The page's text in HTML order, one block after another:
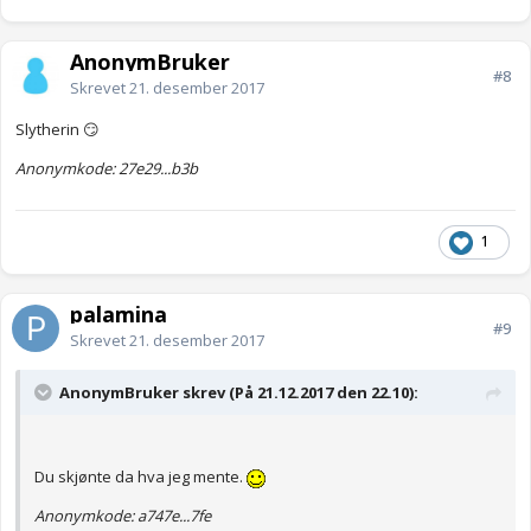
AnonymBruker
Skrevet21. desember 2017
#8
Slytherin 😏
Anonymkode: 27e29...b3b
1
palamina
Skrevet21. desember 2017
#9
AnonymBruker skrev (På 21.12.2017 den 22.10):
Du skjønte da hva jeg mente.
Anonymkode: a747e...7fe